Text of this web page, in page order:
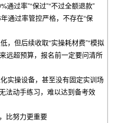
过率”“保过”“不过全额退款”
通过率管控严格，不存在“保
，但后续收取“实操耗材费”“模拟
远超预算，报名前一定要问清所
实操设备，甚至没有固定实训场
法动手练习，难以达到备考效
比努力更重要